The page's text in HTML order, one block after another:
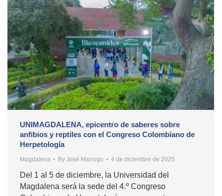
UNIMAGDALENA, epicentro de saberes sobre
anfibios y reptiles con el Congreso Colombiano de
Herpetología
Magdalena By José Marrugo 4 de diciembre de 2025
Del 1 al 5 de diciembre, la Universidad del
Magdalena será la sede del 4.º Congreso